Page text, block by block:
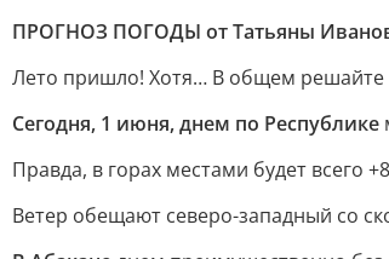
ПРОГНОЗ ПОГОДЫ от Татьяны
Лето пришло! Хотя… В общем решайте
Сегодня, 1 июня, днем по Республике
Правда, в горах местами будет всего
Ветер обещают северо-западный со